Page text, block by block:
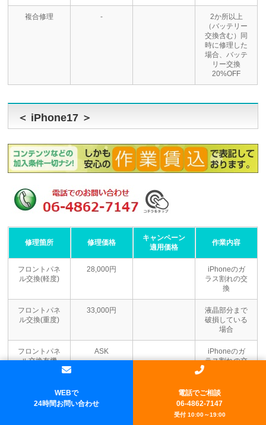
複合修理 -
2か所以上
（バッテリー
交換含む）同
時に修理した
場合、バッテ
リー交換
20%OFF
＜ iPhone17 ＞
修理箇所 修理価格
キャンペーン
適用価格
作業内容
フロントパネ
ル交換(軽度)
28,000円
iPhoneのガ
ラス割れの交
換
フロントパネ
ル交換(重度)
33,000円
液晶部分まで
破損している
場合
フロントパネ
ル交換有機
ASK
iPhoneのガ
ラス割れの交
フロントパネ
ル交換有機
液晶部分まで
破損している
場合
WEBで
24時間お問い合わせ
電話でご相談
06-4862-7147
受付 10:00～19:00